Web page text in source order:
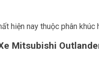
hiện nay thuộc phân
Mitsubishi